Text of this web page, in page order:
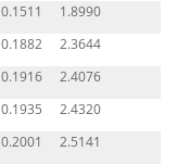
0.1511
1.8990
0.1882
2.3644
0.1916
2.4076
0.1935
2.4320
0.2001
2.5141